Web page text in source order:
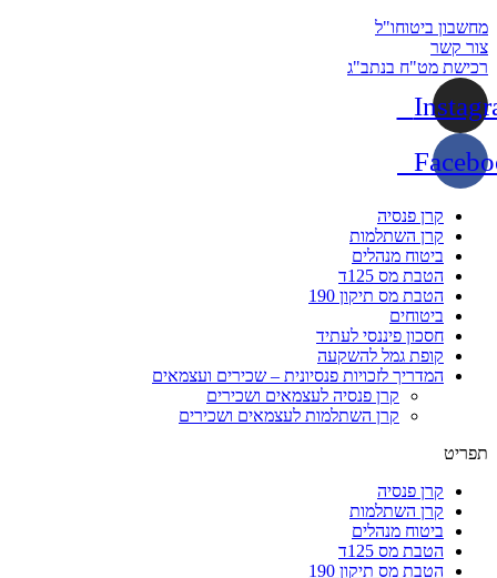
מחשבון ביטוחו"ל
צור קשר
רכישת מט"ח בנתב"ג
קרן פנסיה
קרן השתלמות
ביטוח מנהלים
הטבת מס 125ד
הטבת מס תיקון 190
ביטוחים
חסכון פיננסי לעתיד
קופת גמל להשקעה
המדריך לזכויות פנסיונית – שכירים ועצמאים
קרן פנסיה לעצמאים ושכירים
קרן השתלמות לעצמאים ושכירים
תפריט
קרן פנסיה
קרן השתלמות
ביטוח מנהלים
הטבת מס 125ד
הטבת מס תיקון 190